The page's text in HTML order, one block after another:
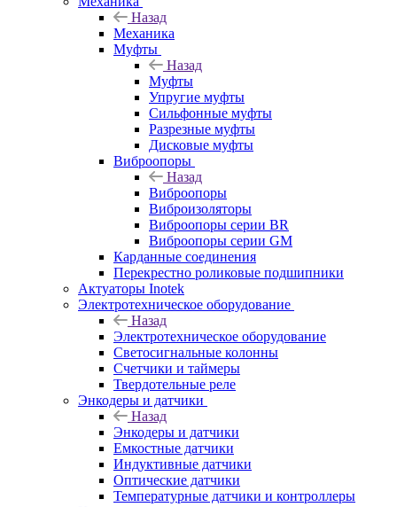
Назад
Механика
Муфты
Назад
Муфты
Упругие муфты
Сильфонные муфты
Разрезные муфты
Дисковые муфты
Виброопоры
Назад
Виброопоры
Виброизоляторы
Виброопоры серии BR
Виброопоры серии GM
Карданные соединения
Перекрестно роликовые подшипники
Актуаторы Inotek
Электротехническое оборудование
Назад
Электротехническое оборудование
Светосигнальные колонны
Счетчики и таймеры
Твердотельные реле
Энкодеры и датчики
Назад
Энкодеры и датчики
Емкостные датчики
Индуктивные датчики
Оптические датчики
Температурные датчики и контроллеры